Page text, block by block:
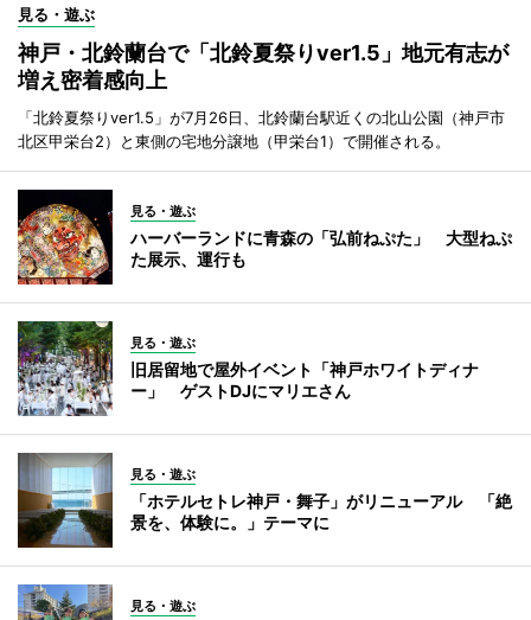
見る・遊ぶ
神戸・北鈴蘭台で「北鈴夏祭りver1.5」地元有志が
増え密着感向上
「北鈴夏祭りver1.5」が7月26日、北鈴蘭台駅近くの北山公園（神戸市
北区甲栄台2）と東側の宅地分譲地（甲栄台1）で開催される。
見る・遊ぶ
ハーバーランドに青森の「弘前ねぷた」 大型ねぷ
た展示、運行も
見る・遊ぶ
旧居留地で屋外イベント「神戸ホワイトディナ
ー」 ゲストDJにマリエさん
見る・遊ぶ
「ホテルセトレ神戸・舞子」がリニューアル 「絶
景を、体験に。」テーマに
見る・遊ぶ